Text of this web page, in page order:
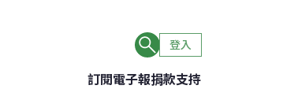
登入
訂閱電子報捐款支持